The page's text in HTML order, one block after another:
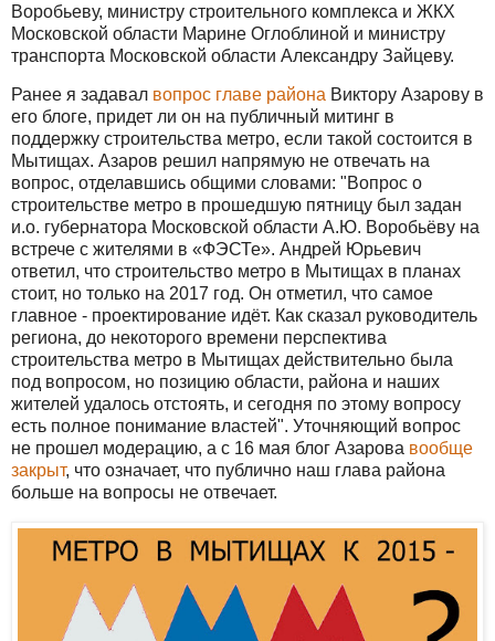
Воробьеву, министру строительного комплекса и ЖКХ
Московской области Марине Оглоблиной и министру
транспорта Московской области Александру Зайцеву.
Ранее я задавал вопрос главе района Виктору Азарову в
его блоге, придет ли он на публичный митинг в
поддержку строительства метро, если такой состоится в
Мытищах. Азаров решил напрямую не отвечать на
вопрос, отделавшись общими словами: "Вопрос о
строительстве метро в прошедшую пятницу был задан
и.о. губернатора Московской области А.Ю. Воробьёву на
встрече с жителями в «ФЭСТе». Андрей Юрьевич
ответил, что строительство метро в Мытищах в планах
стоит, но только на 2017 год. Он отметил, что самое
главное - проектирование идёт. Как сказал руководитель
региона, до некоторого времени перспектива
строительства метро в Мытищах действительно была
под вопросом, но позицию области, района и наших
жителей удалось отстоять, и сегодня по этому вопросу
есть полное понимание властей". Уточняющий вопрос
не прошел модерацию, а с 16 мая блог Азарова вообще
закрыт, что означает, что публично наш глава района
больше на вопросы не отвечает.